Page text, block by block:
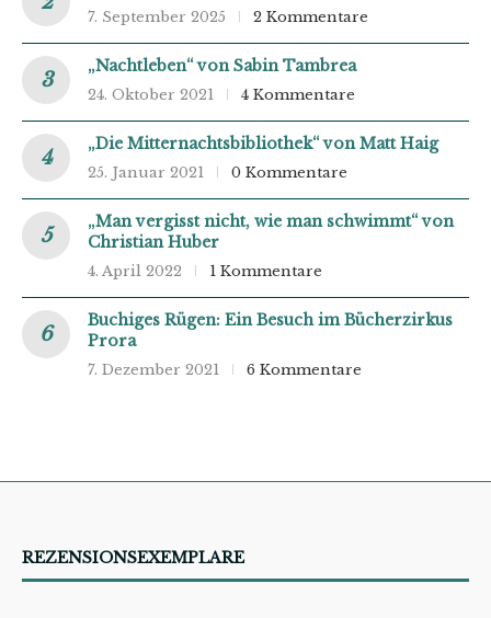
7. September 2025 2 Kommentare
„Nachtleben“ von Sabin Tambrea
24. Oktober 2021 4 Kommentare
„Die Mitternachtsbibliothek“ von Matt Haig
25. Januar 2021 0 Kommentare
„Man vergisst nicht, wie man schwimmt“ von
Christian Huber
4. April 2022 1 Kommentare
Buchiges Rügen: Ein Besuch im Bücherzirkus
Prora
7. Dezember 2021 6 Kommentare
REZENSIONSEXEMPLARE